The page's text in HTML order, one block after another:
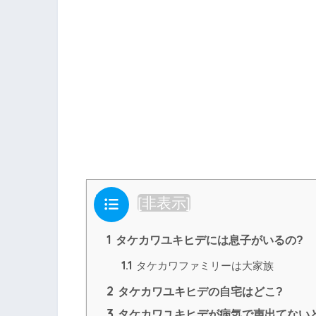
目次 [非表示]
1 タケカワユキヒデには息子がいるの?
1.1 タケカワファミリーは大家族
2 タケカワユキヒデの自宅はどこ?